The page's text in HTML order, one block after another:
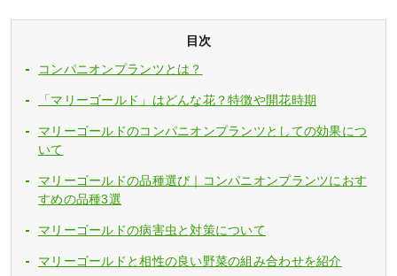
目次
コンパニオンプランツとは？
「マリーゴールド」はどんな花？特徴や開花時期
マリーゴールドのコンパニオンプランツとしての効果につ
いて
マリーゴールドの品種選び｜コンパニオンプランツにおす
すめの品種3選
マリーゴールドの病害虫と対策について
マリーゴールドと相性の良い野菜の組み合わせを紹介